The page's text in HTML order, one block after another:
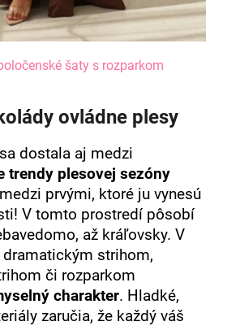
šaty s rozparkom
ovládne plesy
dostala aj medzi
trendy plesovej sezóny
prvými, ktoré ju vynesú
V tomto prostredí pôsobí
až kráľovsky. V
strihom,
či rozparkom
charakter. Hladké,
zaručia, že každý váš